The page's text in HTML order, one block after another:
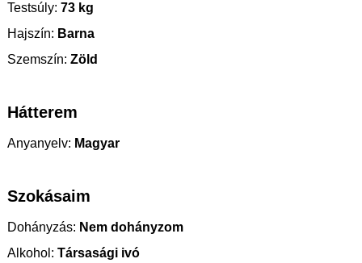
Testsúly: 73 kg
Hajszín: Barna
Szemszín: Zöld
Hátterem
Anyanyelv: Magyar
Szokásaim
Dohányzás: Nem dohányzom
Alkohol: Társasági ivó